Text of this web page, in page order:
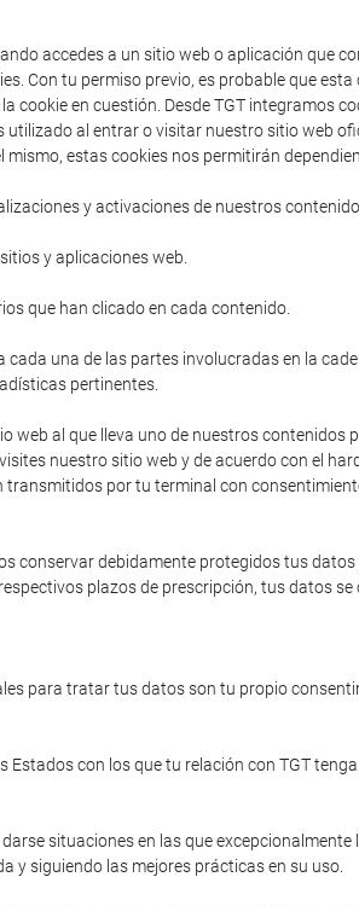
accedes a un sitio web o aplicación que
Con tu permiso previo, es probable que
cookie en cuestión. Desde TGT integramos
al entrar o visitar nuestro sitio web
mismo, estas cookies nos permitirán
y activaciones de nuestros
y aplicaciones web.
que han clicado en cada contenido.
cada una de las partes involucradas en la
pertinentes.
web al que lleva uno de nuestros
nuestro sitio web y de acuerdo con el
transmitidos por tu terminal con
conservar debidamente protegidos tus
plazos de prescripción, tus datos
para tratar tus datos son tu propio
Estados con los que tu relación con TGT
situaciones en las que
y siguiendo las mejores prácticas en su uso.